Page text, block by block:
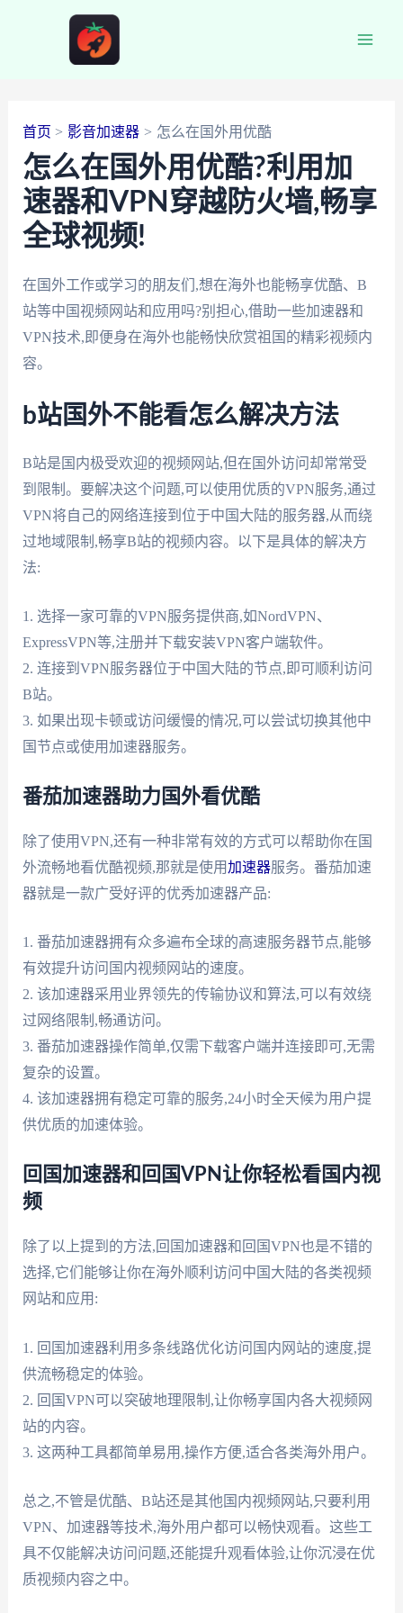
首页 影音加速器 怎么在国外用优酷
怎么在国外用优酷?利用加
速器和VPN穿越防火墙,畅享
全球视频!
在国外工作或学习的朋友们,想在海外也能畅享优酷、B
站等中国视频网站和应用吗?别担心,借助一些加速器和
VPN技术,即便身在海外也能畅快欣赏祖国的精彩视频内
容。
b站国外不能看怎么解决方法
B站是国内极受欢迎的视频网站,但在国外访问却常常受
到限制。要解决这个问题,可以使用优质的VPN服务,通过
VPN将自己的网络连接到位于中国大陆的服务器,从而绕
过地域限制,畅享B站的视频内容。以下是具体的解决方
法:
1. 选择一家可靠的VPN服务提供商,如NordVPN、
ExpressVPN等,注册并下载安装VPN客户端软件。
2. 连接到VPN服务器位于中国大陆的节点,即可顺利访问
B站。
3. 如果出现卡顿或访问缓慢的情况,可以尝试切换其他中
国节点或使用加速器服务。
番茄加速器助力国外看优酷
除了使用VPN,还有一种非常有效的方式可以帮助你在国
外流畅地看优酷视频,那就是使用加速器服务。番茄加速
器就是一款广受好评的优秀加速器产品:
1. 番茄加速器拥有众多遍布全球的高速服务器节点,能够
有效提升访问国内视频网站的速度。
2. 该加速器采用业界领先的传输协议和算法,可以有效绕
过网络限制,畅通访问。
3. 番茄加速器操作简单,仅需下载客户端并连接即可,无需
复杂的设置。
4. 该加速器拥有稳定可靠的服务,24小时全天候为用户提
供优质的加速体验。
回国加速器和回国VPN让你轻松看国内视
频
除了以上提到的方法,回国加速器和回国VPN也是不错的
选择,它们能够让你在海外顺利访问中国大陆的各类视频
网站和应用:
1. 回国加速器利用多条线路优化访问国内网站的速度,提
供流畅稳定的体验。
2. 回国VPN可以突破地理限制,让你畅享国内各大视频网
站的内容。
3. 这两种工具都简单易用,操作方便,适合各类海外用户。
总之,不管是优酷、B站还是其他国内视频网站,只要利用
VPN、加速器等技术,海外用户都可以畅快观看。这些工
具不仅能解决访问问题,还能提升观看体验,让你沉浸在优
质视频内容之中。